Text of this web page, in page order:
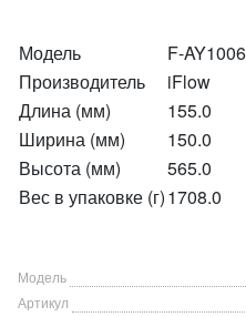
Модель
F-
Производитель
iFlow
Длина (мм)
155.0
Ширина (мм)
150.0
Высота (мм)
565.0
Вес в упаковке (г)1708.0
Модель
Артикул